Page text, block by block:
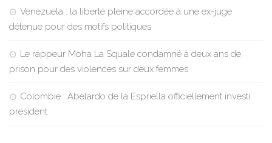
Venezuela : la liberté pleine accordée à une ex-juge
détenue pour des motifs politiques
Le rappeur Moha La Squale condamné à deux ans de
prison pour des violences sur deux femmes
Colombie : Abelardo de la Espriella officiellement investi
président